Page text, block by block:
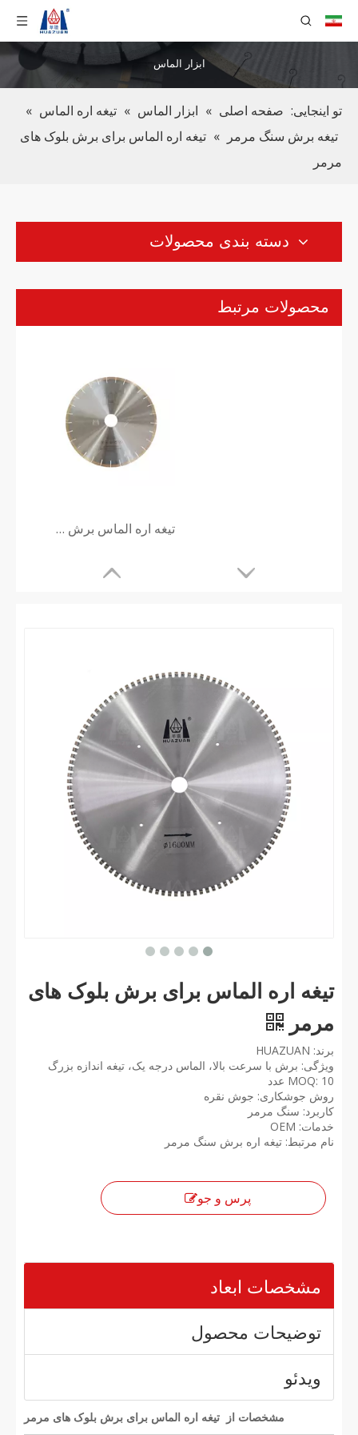
ابزار الماس
تو اینجایی: صفحه اصلی » ابزار الماس » تیغه اره الماس »
تیغه برش سنگ مرمر
» تیغه اره الماس برای برش بلوک های
مرمر
دسته بندی محصولات
محصولات مرتبط
تیغه اره الماسه J برای برش دقیق سنگ مرمر تیغه برش الماس مرمر برای دستگاه برش دستی
تیغه اره الماس برش سنگ مرمر برای دستگاه اره بریج
تیغه اره الماس برای برش بلوک های
مرمر
برند: HUAZUAN
ویژگی: برش با سرعت بالا، الماس درجه یک، تیغه اندازه بزرگ
MOQ: 10 عدد
روش جوشکاری: جوش نقره
کاربرد: سنگ مرمر
خدمات: OEM
نام مرتبط: تیغه اره برش سنگ مرمر
پرس و جو
مشخصات ابعاد
توضیحات محصول
ویدئو
مشخصات از تیغه اره الماس برای برش بلوک های مرمر